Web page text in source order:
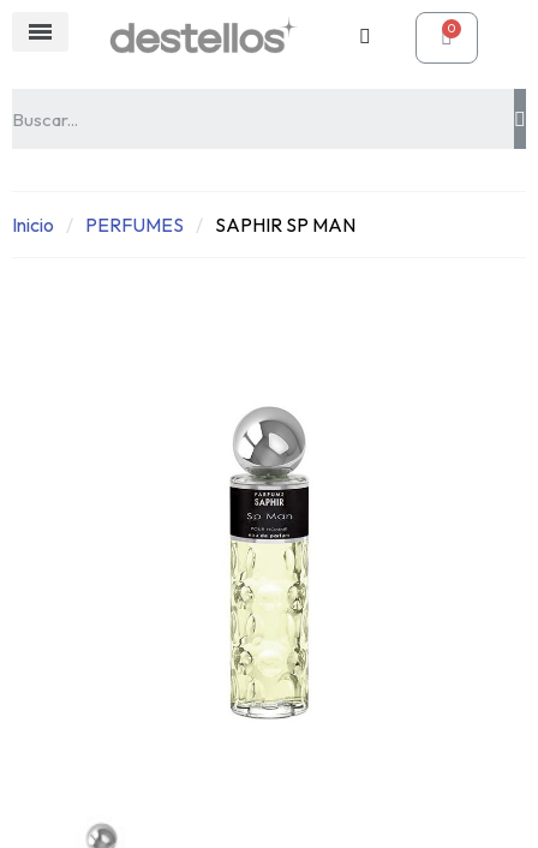
Inicio PERFUMES SAPHIR SP MAN